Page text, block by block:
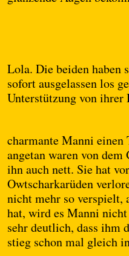
Lola. Die beiden haben
sofort ausgelassen los
Unterstützung von
charmante Manni
angetan waren von
ihn auch nett. Sie hat
Owtscharkarüden
nicht mehr so verspielt,
hat, wird es Manni
sehr deutlich, dass ihm
stieg schon mal gleich